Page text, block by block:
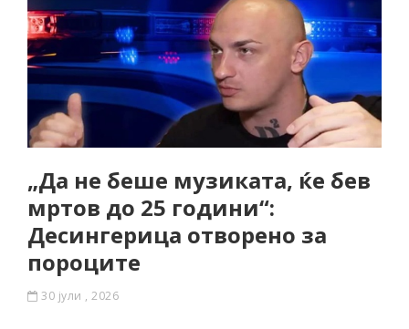
„Да не беше музиката, ќе бев
мртов до 25 години“:
Десингерица отворено за
пороците
30 јули , 2026